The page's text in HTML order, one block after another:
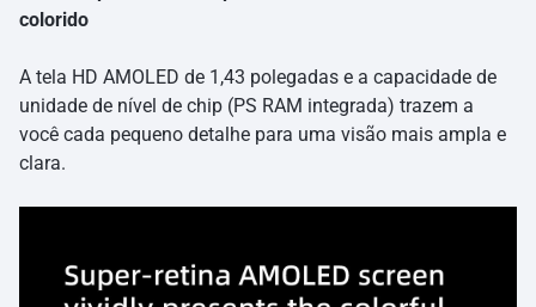
colorido
A tela HD AMOLED de 1,43 polegadas e a capacidade de
unidade de nível de chip (PS RAM integrada) trazem a
você cada pequeno detalhe para uma visão mais ampla e
clara.